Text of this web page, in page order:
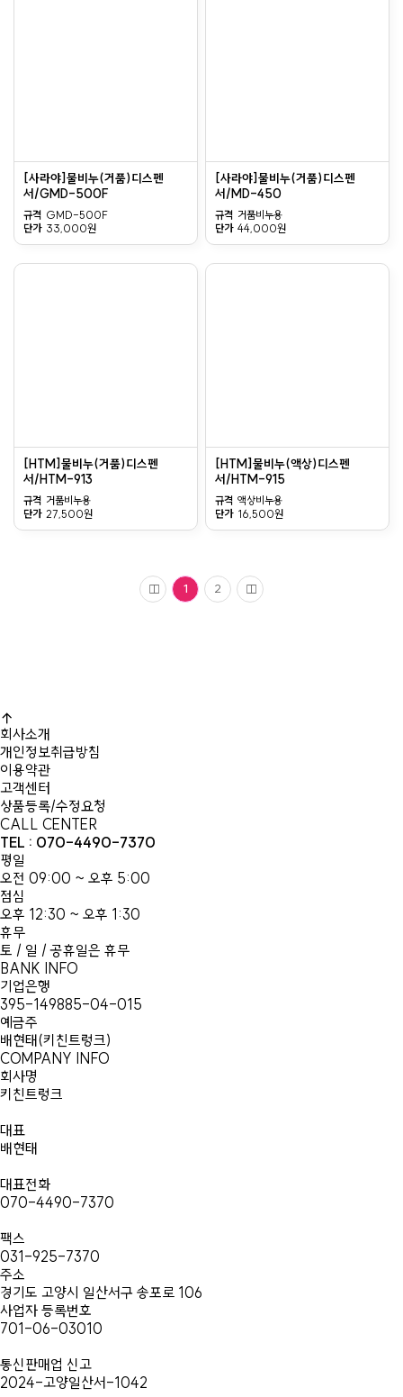
[사라야]물비누(거품)디스펜
서/GMD-500F
규격 GMD-500F
단가 33,000원
[사라야]물비누(거품)디스펜
서/MD-450
규격 거품비누용
단가 44,000원
[HTM]물비누(거품)디스펜
서/HTM-913
규격 거품비누용
단가 27,500원
[HTM]물비누(액상)디스펜
서/HTM-915
규격 액상비누용
단가 16,500원
1 2
회사소개
개인정보취급방침
이용약관
고객센터
상품등록/수정요청
CALL CENTER
TEL : 070-4490-7370
평일
오전 09:00 ~ 오후 5:00
점심
오후 12:30 ~ 오후 1:30
휴무
토 / 일 / 공휴일은 휴무
BANK INFO
기업은행
395-149885-04-015
예금주
배현태(키친트렁크)
COMPANY INFO
회사명
키친트렁크
대표
배현태
대표전화
070-4490-7370
팩스
031-925-7370
주소
경기도 고양시 일산서구 송포로 106
사업자 등록번호
701-06-03010
통신판매업 신고
2024-고양일산서-1042